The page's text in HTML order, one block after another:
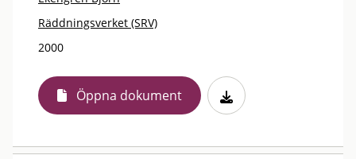
Räddningsverket (SRV)
2000
Öppna dokument